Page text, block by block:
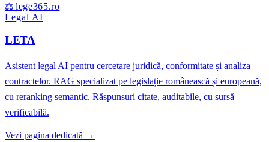
⚖️ lege365.ro
Legal AI
LETA
Asistent legal AI pentru cercetare juridică, conformitate și analiza
contractelor. RAG specializat pe legislație românească și europeană,
cu reranking semantic. Răspunsuri citate, auditabile, cu sursă
verificabilă.
Vezi pagina dedicată →